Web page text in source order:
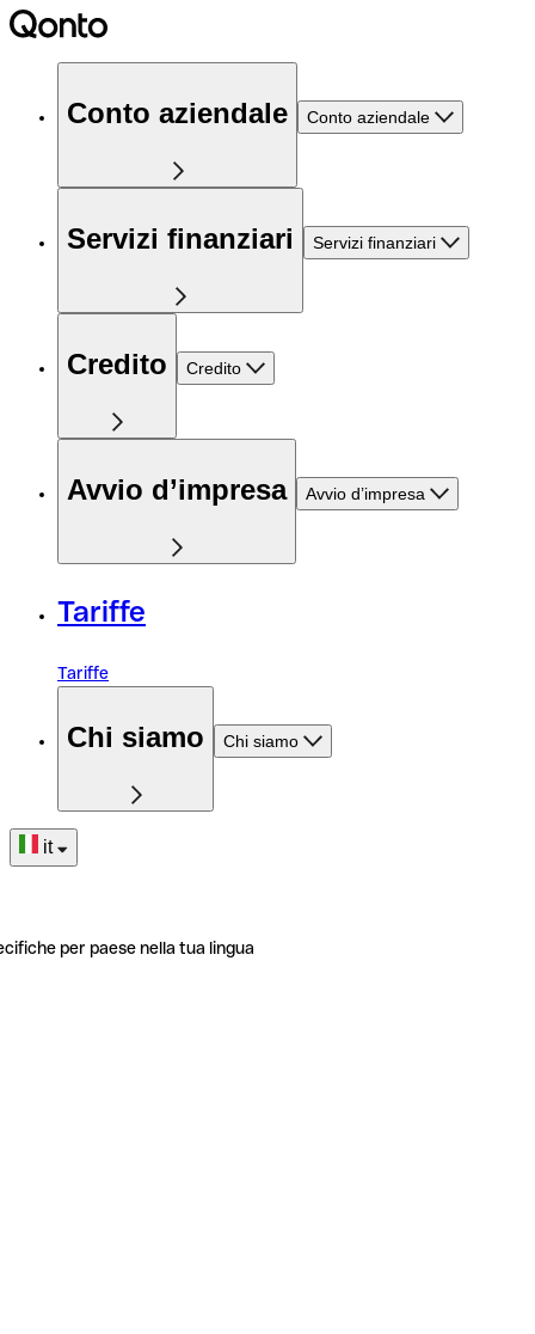
Conto aziendale Conto aziendale
Servizi finanziari Servizi finanziari
Credito Credito
Avvio d’impresa Avvio d’impresa
Tariffe
Tariffe
Chi siamo Chi siamo
it
per paese nella tua lingua